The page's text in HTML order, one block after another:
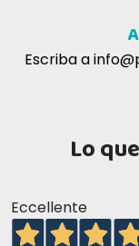
Escriba a
Lo
Eccellente